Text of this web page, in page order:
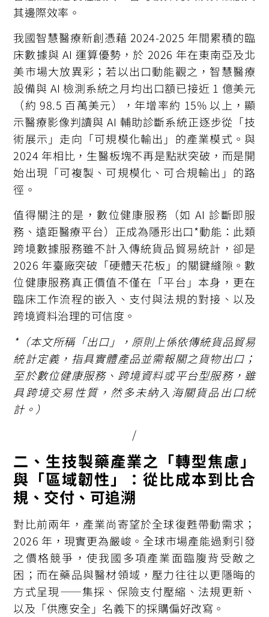
其邊際效率。
我國智慧醫療新創憑藉 2024-2025 年間累積的臨
床數據與 AI 運算優勢，於 2026 年在東南亞及北
美市場大放異彩；若以出口動能觀之，智慧醫療
設備與 AI 檢測系統之月均出口額已接近 1 億美元
（約 98.5 百萬美元），年增率約 15% 以上，顯
示醫療影像判讀與 AI 輔助診斷系統正逐步從「技
術展示」走向「可規模化輸出」的產業模式。與
2024 年相比，生醫板塊不再是點狀突破，而是開
始出現「可複製、可規模化、可合規輸出」的路
徑。
值得關注的是，數位健康服務（如 AI 診斷即服
務、遠距醫療平台）正成為隱形出口*動能：此類
跨境數據服務雖不計入傳統貨品貿易統計，卻是
2026 年臺廠突破「硬體天花板」的關鍵縫隙。數
位健康服務真正價值不僅在「平台」本身，更在
臨床工作流程的嵌入、支付與法規的對接、以及
跨境資料治理的可信度。
*（本文所稱「出口」，原則上係依傳統貨品貿易
統計定義，指具實體產品並需報關之貨物出口；
至於數位健康服務、跨境資料或平台型服務，雖
具跨境交易性質，然多未納入海關貨品出口統
計。）
/
二、生技製藥產業之「轉型焦慮」
與「區域韌性」：從比成本到比合
規、交付、可追溯
對比前兩年，產業尚寄望於全球復甦帶動需求；
2026 年，現實更為嚴峻。全球市場產能過剩引發
之價格競爭，使我國多項產業面臨腹背受敵之
困；而在藥品與醫材領域，壓力往往以更隱晦的
方式呈現——集採、保險支付壓縮、法規更新、
以及「供應安全」名義下的採購偏好改寫。